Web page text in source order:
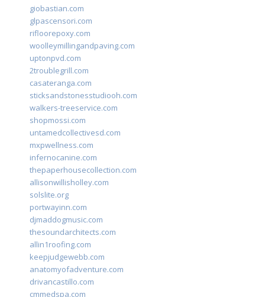
giobastian.com
glpascensori.com
rifloorepoxy.com
woolleymillingandpaving.com
uptonpvd.com
2troublegrill.com
casateranga.com
sticksandstonesstudiooh.com
walkers-treeservice.com
shopmossi.com
untamedcollectivesd.com
mxpwellness.com
infernocanine.com
thepaperhousecollection.com
allisonwillisholley.com
solslite.org
portwayinn.com
djmaddogmusic.com
thesoundarchitects.com
allin1roofing.com
keepjudgewebb.com
anatomyofadventure.com
drivancastillo.com
cmmedspa.com